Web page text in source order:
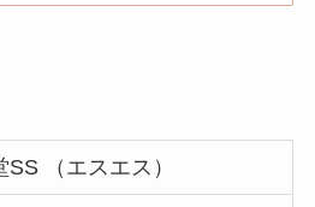
SS （エスエス）